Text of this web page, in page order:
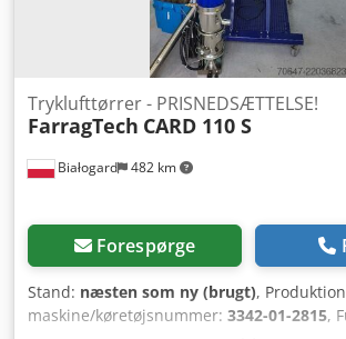
Białogard 482 km
Tryklufttørrer - PRISNEDSÆTTELSE!
FarragTech CARD 110 S
Forespørge
Stand: næsten som ny (brugt),
maskine/køretøjsnummer: 3342-01-2815,